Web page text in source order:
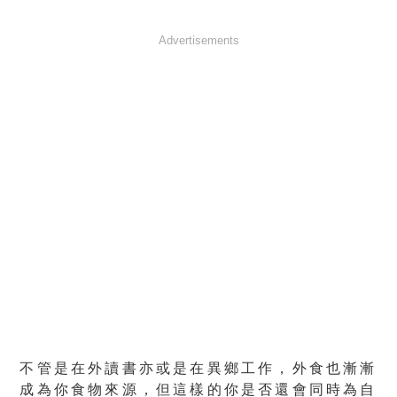
Advertisements
不管是在外讀書亦或是在異鄉工作，外食也漸漸
成為你食物來源，但這樣的你是否還會同時為自